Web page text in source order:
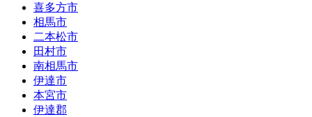
喜多方市
相馬市
二本松市
田村市
南相馬市
伊達市
本宮市
伊達郡